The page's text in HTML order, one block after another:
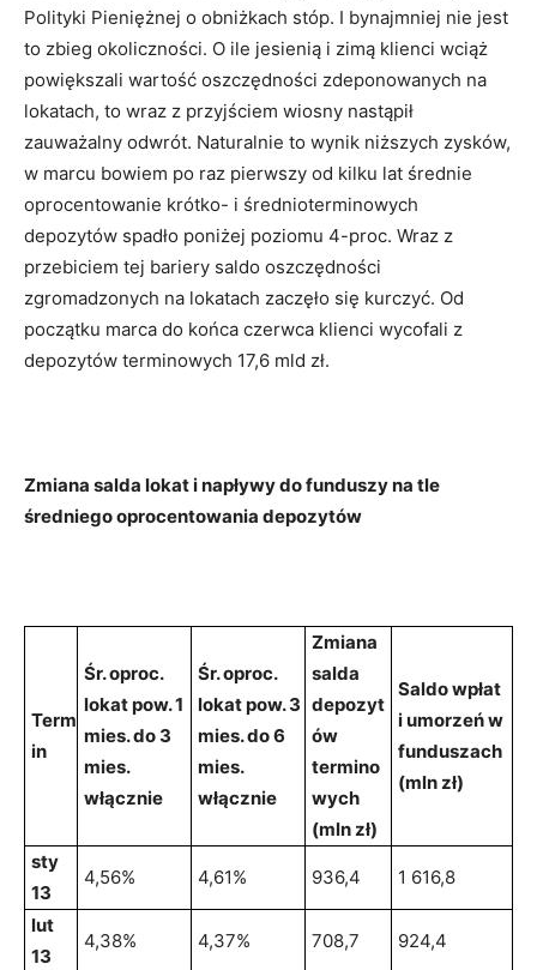
Polityki Pieniężnej o obniżkach stóp. I bynajmniej nie jest
to zbieg okoliczności. O ile jesienią i zimą klienci wciąż
powiększali wartość oszczędności zdeponowanych na
lokatach, to wraz z przyjściem wiosny nastąpił
zauważalny odwrót. Naturalnie to wynik niższych zysków,
w marcu bowiem po raz pierwszy od kilku lat średnie
oprocentowanie krótko- i średnioterminowych
depozytów spadło poniżej poziomu 4-proc. Wraz z
przebiciem tej bariery saldo oszczędności
zgromadzonych na lokatach zaczęło się kurczyć. Od
początku marca do końca czerwca klienci wycofali z
depozytów terminowych 17,6 mld zł.
Zmiana salda lokat i napływy do funduszy na tle
średniego oprocentowania depozytów
Term
in
Śr. oproc.
lokat pow. 1
mies. do 3
mies.
włącznie
Śr. oproc.
lokat pow. 3
mies. do 6
mies.
włącznie
Zmiana
salda
depozyt
ów
termino
wych
(mln zł)
Saldo wpłat
i umorzeń w
funduszach
(mln zł)
sty
13
4,56% 4,61% 936,4 1 616,8
lut
13
4,38% 4,37% 708,7 924,4